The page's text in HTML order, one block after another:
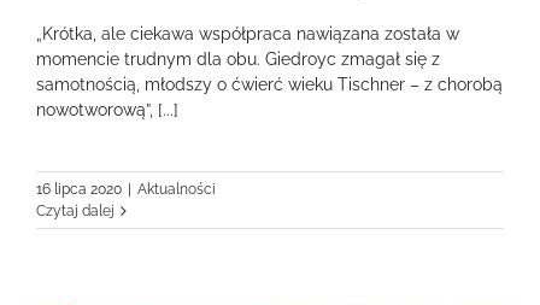
„Krótka, ale ciekawa współpraca nawiązana została w
momencie trudnym dla obu. Giedroyc zmagał się z
samotnością, młodszy o ćwierć wieku Tischner – z chorobą
nowotworową”, [...]
16 lipca 2020
Aktualności
Czytaj dalej